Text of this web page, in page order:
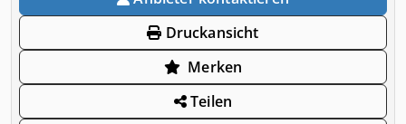
Druckansicht
Merken
Teilen